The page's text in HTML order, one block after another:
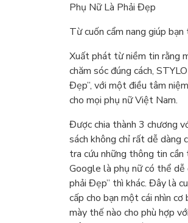
Phụ Nữ Là Phải Đẹp
Từ cuốn cẩm nang giúp
Xuất phát từ niềm tin rằng
chăm sóc đúng cách,
Đẹp”, với một điều tâm
cho mọi phụ nữ Việt Nam.
Được chia thành 3 chương
sách không chỉ rất dễ dàng
tra cứu những thông tin
Google là phụ nữ có thể dễ
phải Đẹp” thì khác. Đây là
cấp cho bạn một cái nhìn
mày thế nào cho phù hợp